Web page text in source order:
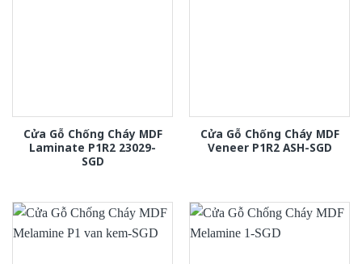
Cửa Gỗ Chống Cháy MDF
Laminate P1R2 23029-
SGD
Cửa Gỗ Chống Cháy MDF
Veneer P1R2 ASH-SGD